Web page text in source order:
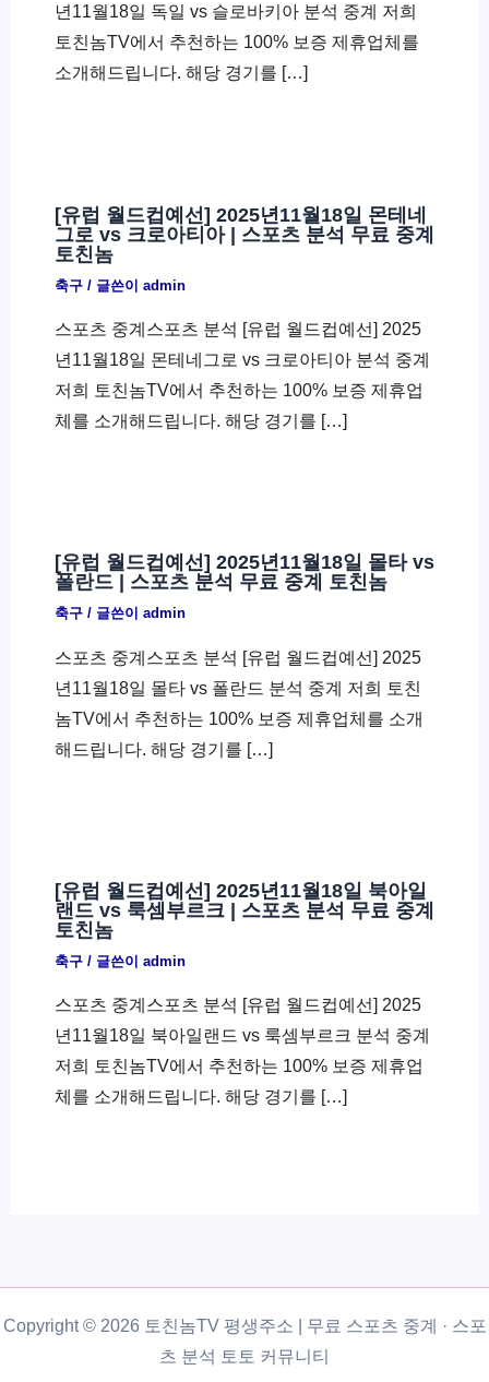
년11월18일 독일 vs 슬로바키아 분석 중계 저희
토친놈TV에서 추천하는 100% 보증 제휴업체를
소개해드립니다. 해당 경기를 […]
[유럽 월드컵예선] 2025년11월18일 몬테네
그로 vs 크로아티아 | 스포츠 분석 무료 중계
토친놈
축구/ 글쓴이 admin
스포츠 중계스포츠 분석 [유럽 월드컵예선] 2025
년11월18일 몬테네그로 vs 크로아티아 분석 중계
저희 토친놈TV에서 추천하는 100% 보증 제휴업
체를 소개해드립니다. 해당 경기를 […]
[유럽 월드컵예선] 2025년11월18일 몰타 vs
폴란드 | 스포츠 분석 무료 중계 토친놈
축구/ 글쓴이 admin
스포츠 중계스포츠 분석 [유럽 월드컵예선] 2025
년11월18일 몰타 vs 폴란드 분석 중계 저희 토친
놈TV에서 추천하는 100% 보증 제휴업체를 소개
해드립니다. 해당 경기를 […]
[유럽 월드컵예선] 2025년11월18일 북아일
랜드 vs 룩셈부르크 | 스포츠 분석 무료 중계
토친놈
축구/ 글쓴이 admin
스포츠 중계스포츠 분석 [유럽 월드컵예선] 2025
년11월18일 북아일랜드 vs 룩셈부르크 분석 중계
저희 토친놈TV에서 추천하는 100% 보증 제휴업
체를 소개해드립니다. 해당 경기를 […]
Copyright © 2026 토친놈TV 평생주소 | 무료 스포츠 중계 · 스포
츠 분석 토토 커뮤니티